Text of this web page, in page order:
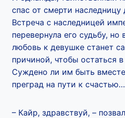
спас от смерти наследницу
Встреча с наследницей
перевернула его судьбу,
любовь к девушке станет
причиной, чтобы остаться
Суждено ли им быть
преград на пути к счастью…
– Кайр, здравствуй, –